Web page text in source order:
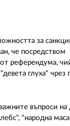
за
че посредством
от референдума,
глуха" чрез
въпроси
"народна